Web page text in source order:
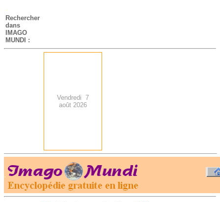
-
Rechercher
dans
IMAGO
MUNDI :
Vendredi 7
août 2026
.